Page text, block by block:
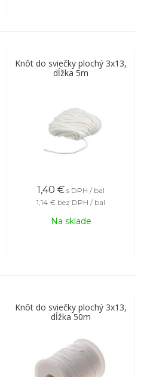
Knôt do sviečky plochý 3x13,
dĺžka 5m
1,40 € s DPH / bal
1,14 € bez DPH / bal
Na sklade
Knôt do sviečky plochý 3x13,
dĺžka 50m